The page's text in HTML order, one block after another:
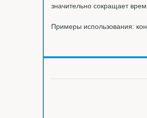
значительно сокращает
Примеры использования: